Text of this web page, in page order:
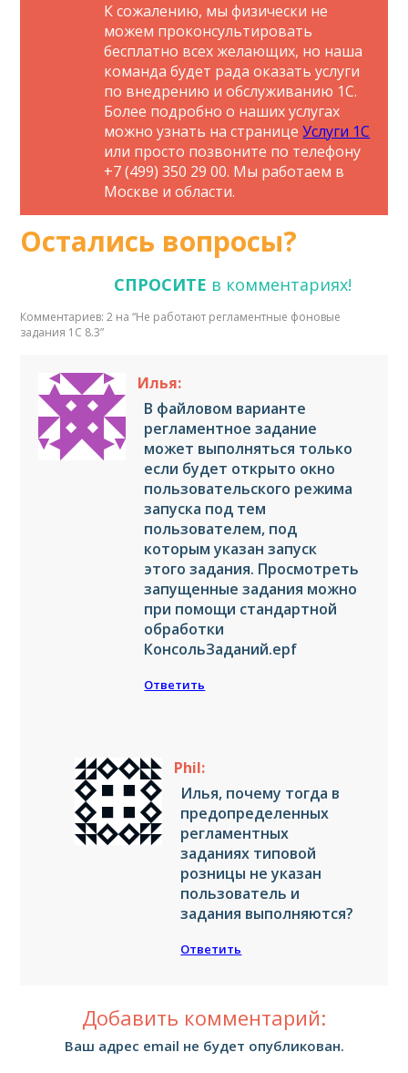
К сожалению, мы физически не
можем проконсультировать
бесплатно всех желающих, но наша
команда будет рада оказать услуги
по внедрению и обслуживанию 1С.
Более подробно о наших услугах
можно узнать на страницеУслуги 1С
или просто позвоните по телефону
+7 (499) 350 29 00. Мы работаем в
Москве и области.
Остались вопросы?
СПРОСИТЕ в комментариях!
Комментариев: 2 на “Не работают регламентные фоновые
задания 1С 8.3”
Илья:
В файловом варианте
регламентное задание
может выполняться только
если будет открыто окно
пользовательского режима
запуска под тем
пользователем, под
которым указан запуск
этого задания. Просмотреть
запущенные задания можно
при помощи стандартной
обработки
КонсольЗаданий.epf
Ответить
Phil:
Илья, почему тогда в
предопределенных
регламентных
заданиях типовой
розницы не указан
пользователь и
задания выполняются?
Ответить
Добавить комментарий:
Ваш адрес email не будет опубликован.